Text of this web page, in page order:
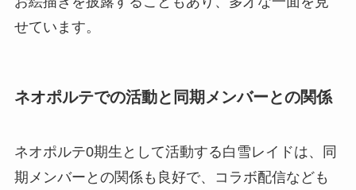
せています。
ネオポルテでの活動と同期メンバーとの関係
ネオポルテ0期生として活動する白雪レイドは、同
期メンバーとの関係も良好で、コラボ配信なども